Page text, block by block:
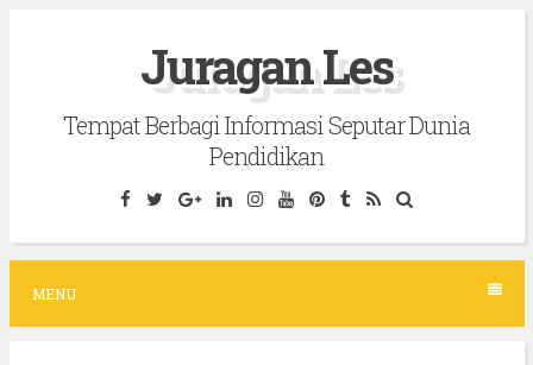
c
Juragan Les
Tempat Berbagi Informasi Seputar Dunia
Pendidikan
MENU